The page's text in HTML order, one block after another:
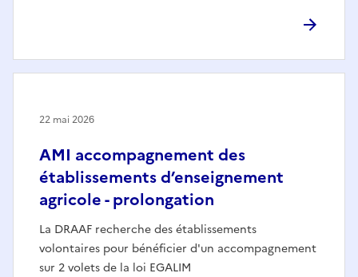
AMI accompagnement des
établissements d’enseignement
agricole - prolongation
La DRAAF recherche des établissements
volontaires pour bénéficier d'un accompagnement
sur 2 volets de la loi EGALIM
22 mai 2026